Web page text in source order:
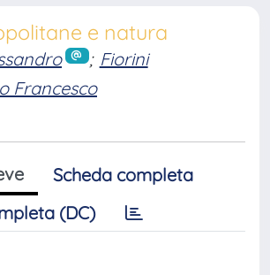
e natura
; Fiorini
Francesco
Scheda completa
(DC)